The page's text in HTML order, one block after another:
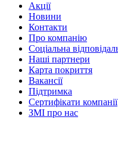
Акції
Новини
Контакти
Про компанію
Соціальна
Наші партнери
Карта покриття
Вакансії
Підтримка
Сертифікати компанії
ЗМІ про нас